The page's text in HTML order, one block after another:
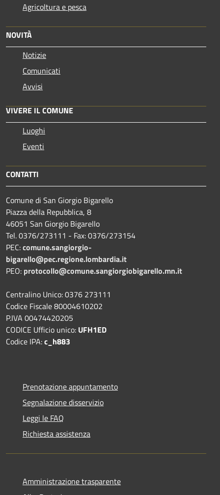
Agricoltura e pesca
NOVITÀ
Notizie
Comunicati
Avvisi
VIVERE IL COMUNE
Luoghi
Eventi
CONTATTI
Comune di San Giorgio Bigarello
Piazza della Repubblica, 8
46051 San Giorgio Bigarello
Tel. 0376/273111 - Fax: 0376/273154
PEC:comune.sangiorgio-
bigarello@pec.regione.lombardia.it
PEO: protocollo@comune.sangiorgiobigarello.mn.it
Centralino Unico: 0376 273111
Codice Fiscale 80004610202
P.IVA 00474420205
CODICE Ufficio unico: UFH1ED
Codice IPA:c_h883
Prenotazione appuntamento
Segnalazione disservizio
Leggi le FAQ
Richiesta assistenza
Amministrazione trasparente